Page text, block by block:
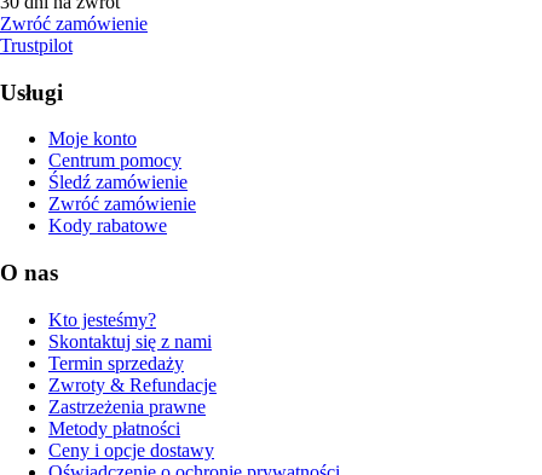
Zwróć zamówienie
Trustpilot
Usługi
Moje konto
Centrum pomocy
Śledź zamówienie
Zwróć zamówienie
Kody rabatowe
O nas
Kto jesteśmy?
Skontaktuj się z nami
Termin sprzedaży
Zwroty & Refundacje
Zastrzeżenia prawne
Metody płatności
Ceny i opcje dostawy